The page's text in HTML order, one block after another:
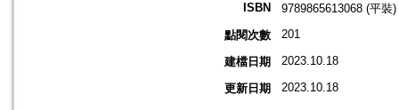
ISBN
9789865613068 (平裝)
點閱次數
201
建檔日期 2023.10.18
更新日期 2023.10.18